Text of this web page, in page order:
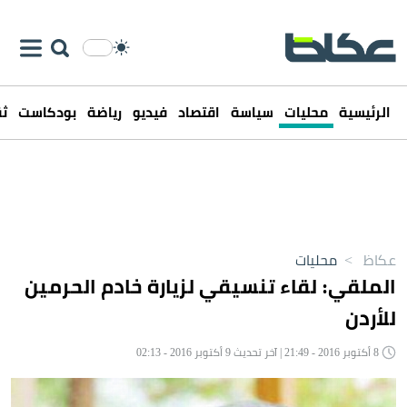
الرئيسية محليات سياسة اقتصاد فيديو رياضة بودكاست
عكاظ > محليات
الملقي: لقاء تنسيقي لزيارة خادم الحرمين
للأردن